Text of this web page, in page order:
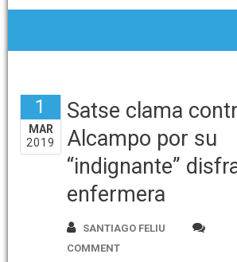
1
MAR
2019
Satse clama
Alcampo por su
“indignante”
enfermera
SANTIAGO FELIU
COMMENT